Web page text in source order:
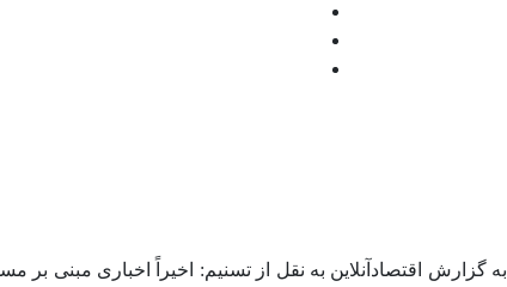
به گزارش اقتصادآنلاین به نقل از تسنیم: ا خیراً اخباری مبنی بر